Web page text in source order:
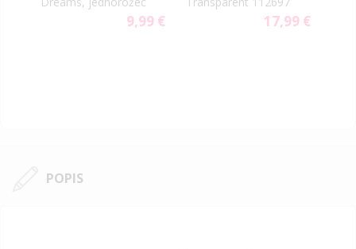
9,99 € 17,99 €
POPIS